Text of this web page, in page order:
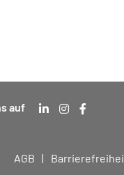
auf
AGB